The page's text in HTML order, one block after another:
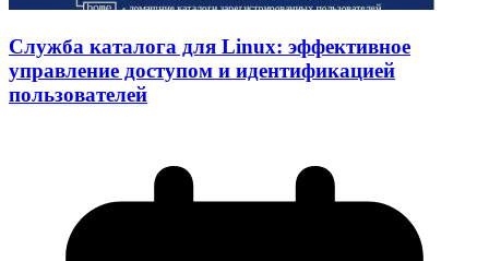
Служба каталога для Linux: эффективное
управление доступом и идентификацией
пользователей